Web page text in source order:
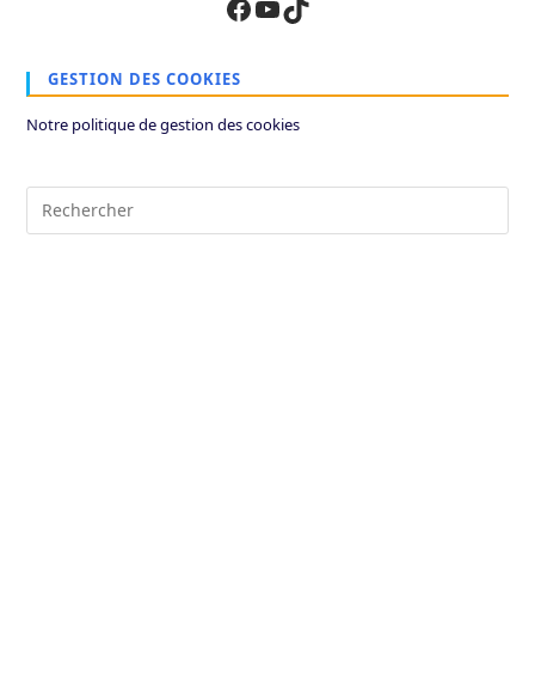
Facebook
YouTube
TikTok
GESTION DES COOKIES
Notre politique de gestion des cookies